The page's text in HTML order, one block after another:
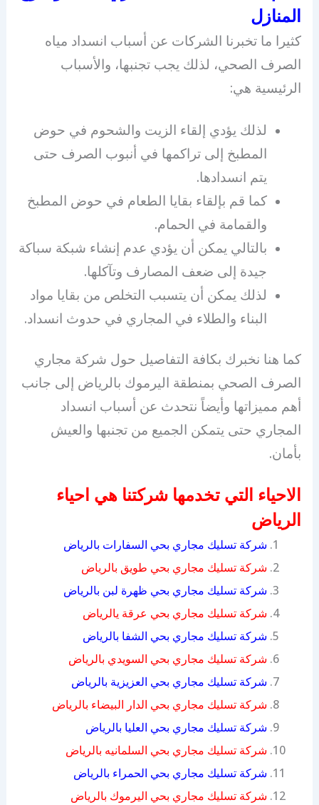
المنازل
كثيرا ما تخبرنا الشركات عن أسباب انسداد مياه
الصرف الصحي، لذلك يجب تجنبها، والأسباب
الرئيسية هي:
لذلك يؤدي إلقاء الزيت والشحوم في حوض
المطبخ إلى تراكمها في أنبوب الصرف حتى
يتم انسدادها.
كما قم بإلقاء بقايا الطعام في حوض المطبخ
والقمامة في الحمام.
بالتالي يمكن أن يؤدي عدم إنشاء شبكة سباكة
جيدة إلى ضعف المصارف وتآكلها.
لذلك يمكن أن يتسبب التخلص من بقايا مواد
البناء والطلاء في المجاري في حدوث انسداد.
كما هنا نخبرك بكافة التفاصيل حول شركة مجاري
الصرف الصحي بمنطقة اليرموك بالرياض إلى جانب
أهم مميزاتها وأيضاً نتحدث عن أسباب انسداد
المجاري حتى يتمكن الجميع من تجنبها والعيش
بأمان.
الاحياء التي تخدمها شركتنا هي احياء
الرياض
شركة تسليك مجاري بحي السفارات بالرياض
شركة تسليك مجاري بحي طويق بالرياض
شركة تسليك مجاري بحي ظهرة لبن بالرياض
شركة تسليك مجاري بحي عرقة يالرياض
شركة تسليك مجاري بحي الشفا بالرياض
شركة تسليك مجاري بحي السويدي بالرياض
شركة تسليك مجاري بحي العزيزية بالرياض
شركة تسليك مجاري بحي الدار البيضاء بالرياض
شركة تسليك مجاري بحي العليا بالرياض
شركة تسليك مجاري بحي السلمانيه بالرياض
شركة تسليك مجاري بحي الحمراء بالرياض
شركة تسليك مجاري بحي اليرموك بالرياض